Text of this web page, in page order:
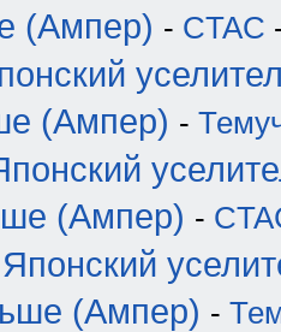
(Ампер) - CTAC
(Ампер) -
(Ампер) -
(Ампер) -